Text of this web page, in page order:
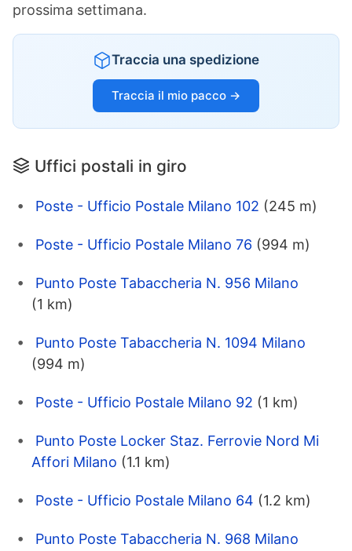
prossima settimana.
Traccia una spedizione
Traccia il mio pacco →
Uffici postali in giro
Poste - Ufficio Postale Milano 102 (245 m)
Poste - Ufficio Postale Milano 76 (994 m)
Punto Poste Tabaccheria N. 956 Milano
(1 km)
Punto Poste Tabaccheria N. 1094 Milano
(994 m)
Poste - Ufficio Postale Milano 92 (1 km)
Punto Poste Locker Staz. Ferrovie Nord Mi
Affori Milano (1.1 km)
Poste - Ufficio Postale Milano 64 (1.2 km)
Punto Poste Tabaccheria N. 968 Milano